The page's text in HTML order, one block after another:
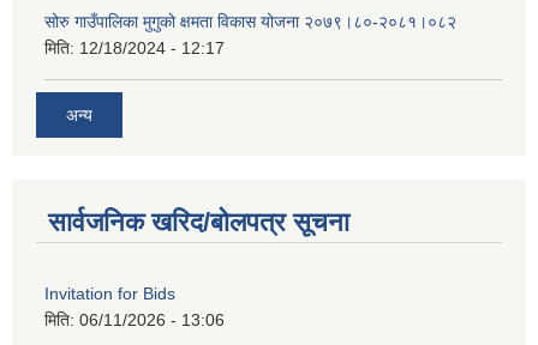
सोरु गाउँपालिका मुगुको क्षमता विकास योजना २०७९।८०-२०८१।०८२
मिति: 12/18/2024 - 12:17
अन्य
सार्वजनिक खरिद/बोलपत्र सूचना
Invitation for Bids
मिति: 06/11/2026 - 13:06